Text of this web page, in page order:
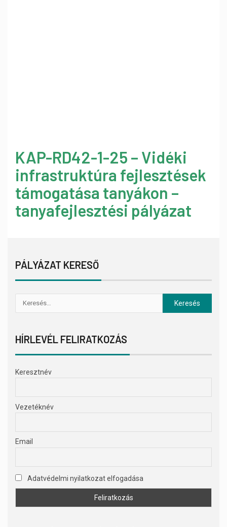
KAP-RD42-1-25 – Vidéki
infrastruktúra fejlesztések
támogatása tanyákon –
tanyafejlesztési pályázat
PÁLYÁZAT KERESŐ
HÍRLEVÉL FELIRATKOZÁS
Keresztnév
Vezetéknév
Email
Adatvédelmi nyilatkozat elfogadása